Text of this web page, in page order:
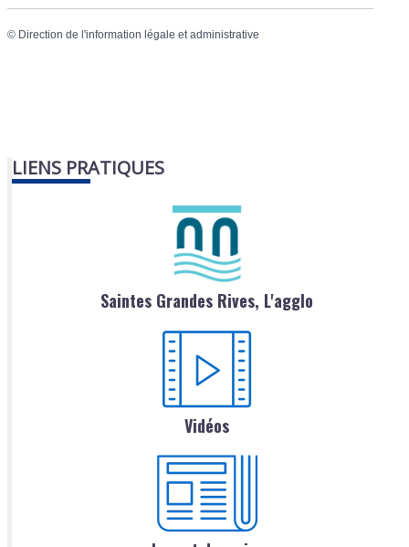
© Direction de l'information légale et administrative
LIENS PRATIQUES
Saintes Grandes Rives, L'agglo
Vidéos